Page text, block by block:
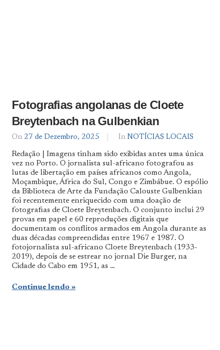
Fotografias angolanas de Cloete
Breytenbach na Gulbenkian
On 27 de Dezembro, 2025
By
De
Norte
a
Sul
In NOTÍCIAS LOCAIS
Redação | Imagens tinham sido exibidas antes uma única
vez no Porto. O jornalista sul-africano fotografou as
lutas de libertação em países africanos como Angola,
Moçambique, África do Sul, Congo e Zimbábue. O espólio
da Biblioteca de Arte da Fundação Calouste Gulbenkian
foi recentemente enriquecido com uma doação de
fotografias de Cloete Breytenbach. O conjunto inclui 29
provas em papel e 60 reproduções digitais que
documentam os conflitos armados em Angola durante as
duas décadas compreendidas entre 1967 e 1987. O
fotojornalista sul-africano Cloete Breytenbach (1933-
2019), depois de se estrear no jornal Die Burger, na
Cidade do Cabo em 1951, as …
Continue lendo